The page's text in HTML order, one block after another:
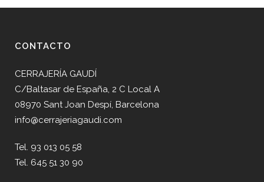
CONTACTO
CERRAJERÍA GAUDÍ
C/Baltasar de España, 2 C Local A
08970 Sant Joan Despí, Barcelona
info@cerrajeriagaudi.com
Tel. 93 013 05 58
Tel. 645 51 30 90